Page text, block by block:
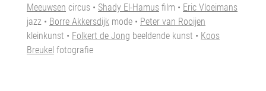
Meeuwsen circus • Shady El-Hamusfilm • Eric Vloeimans
jazz • Borre Akkersdijk mode • Peter van Rooijen
kleinkunst • Folkert de Jong beeldende kunst • Koos
Breukel fotografie